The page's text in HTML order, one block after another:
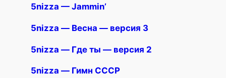
5nizza — Jammin’
5nizza — Весна — версия 3
5nizza — Где ты — версия 2
5nizza — Гимн СССР